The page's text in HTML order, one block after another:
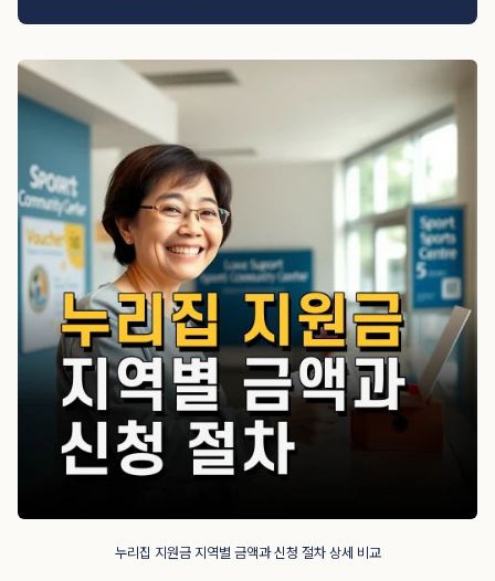
누리집 지원금 지역별 금액과 신청 절차 상세 비교